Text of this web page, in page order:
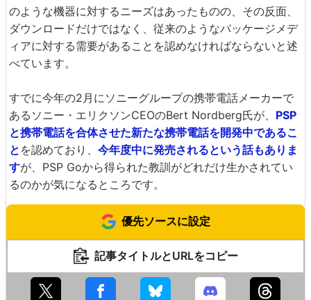
のような機器に対するニーズはあったものの、その反面、
ダウンロードだけではなく、従来のようなパッケージメデ
ィアに対する需要があることを認めなければならないと述
べています。
すでに今年の2月にソニーグループの携帯電話メーカーで
あるソニー・エリクソンCEOのBert Nordberg氏が、 PSP
と携帯電話を合体させた新たな携帯電話を開発中であるこ
と を認めており、 今年度中に発売されるという話もありま
すが、PSP Goから得られた教訓がどれだけ生かされてい
るのかが気になるところです。
優先ソースに設定
記事タイトルとURLをコピー